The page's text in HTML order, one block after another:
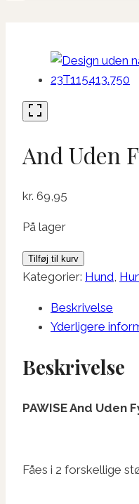
And Uden
kr. 69,95
På lager
And
Uden
antal
Tilføj til kurv
Kategorier: Hund,
Beskrivelse
Yderligere
Beskrivelse
PAWISE And Uden
Fåes i 2 forskellige